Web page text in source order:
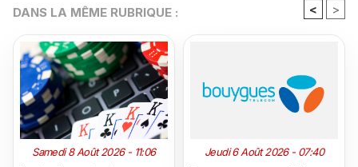
DANS LA MÊME RUBRIQUE : < >
Samedi 8 Août 2026 - 11:06 Jeudi 6 Août 2026 - 07:40